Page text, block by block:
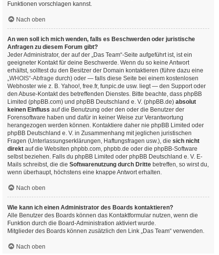
Funktionen vorschlagen kannst.
Nach oben
An wen soll ich mich wenden, falls es Beschwerden oder juristische
Anfragen zu diesem Forum gibt?
Jeder Administrator, der auf der „Das Team“-Seite aufgeführt ist, ist ein
geeigneter Kontakt für deine Beschwerde. Wenn du so keine Antwort
erhältst, solltest du den Besitzer der Domain kontaktieren (führe dazu eine
„WHOIS“-Abfrage durch) oder — falls diese Seite bei einem kostenlosen
Webhoster wie z. B. Yahoo!, free.fr, funpic.de usw. liegt — den Support oder
den Abuse-Kontakt des betreffenden Dienstes. Bitte beachte, dass phpBB
Limited (phpBB.com) und phpBB Deutschland e. V. (phpBB.de) absolut
keinen Einfluss auf die Benutzung oder den oder die Benutzer der
Forensoftware haben und dafür in keiner Weise zur Verantwortung
herangezogen werden können. Kontaktiere daher nie phpBB Limited oder
phpBB Deutschland e. V. in Zusammenhang mit jeglichen juristischen
Fragen (Unterlassungserklärungen, Haftungsfragen usw.), die sich nicht
direkt auf die Websiten phpbb.com, phpbb.de oder die phpBB-Software
selbst beziehen. Falls du phpBB Limited oder phpBB Deutschland e. V. E-
Mails schreibst, die die Softwarenutzung durch Dritte betreffen, so wirst du,
wenn überhaupt, höchstens eine knappe Antwort erhalten.
Nach oben
Wie kann ich einen Administrator des Boards kontaktieren?
Alle Benutzer des Boards können das Kontaktformular nutzen, wenn die
Funktion durch die Board-Administration aktiviert wurde.
Mitglieder des Boards können zusätzlich den Link „Das Team“ verwenden.
Nach oben